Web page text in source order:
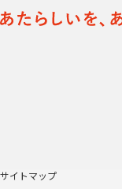
サイトマップ